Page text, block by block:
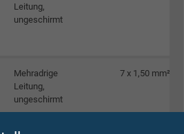
Leitung,
ungeschirmt
Mehradrige
Leitung,
ungeschirmt
7 x 1,50 mm²